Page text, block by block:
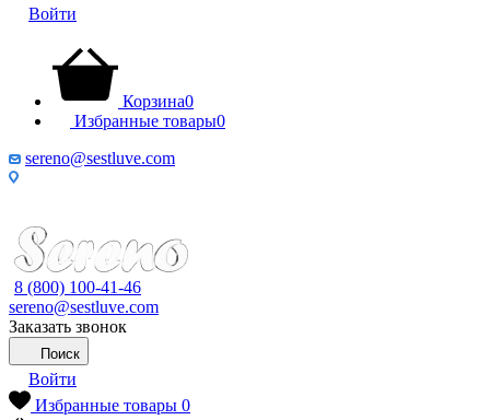
Войти
Корзина0
Избранные товары0
sereno@sestluve.com
8 (800) 100-41-46
sereno@sestluve.com
Заказать звонок
Поиск
Войти
Избранные товары 0